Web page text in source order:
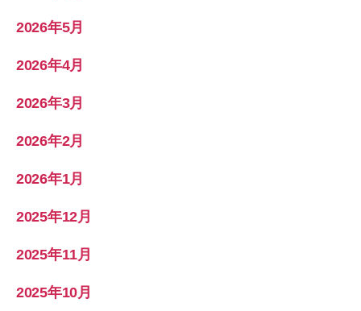
2026年5月
2026年4月
2026年3月
2026年2月
2026年1月
2025年12月
2025年11月
2025年10月